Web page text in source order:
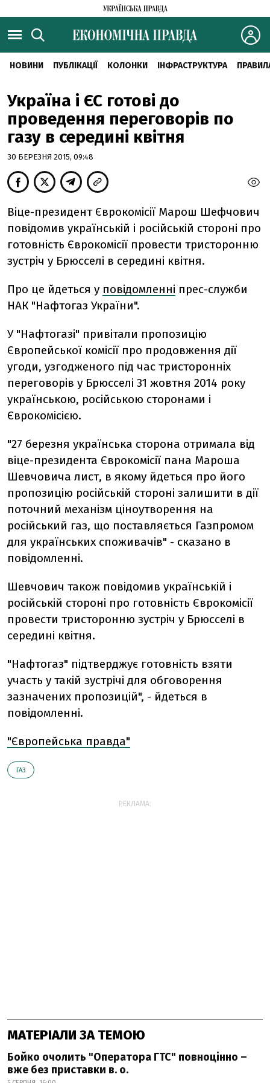
НОВИНИ ПУБЛІКАЦІЇ КОЛОНКИ ІНФРАСТРУКТУРА
Україна і ЄС готові до
проведення переговорів по
газу в середині квітня
30 БЕРЕЗНЯ 2015, 09:48
Віце-президент Єврокомісії Марош Шефчович
повідомив українській і російській стороні про
готовність Єврокомісії провести тристоронню
зустріч у Брюсселі в середині квітня.
Про це йдеться у повідомленні прес-служби
НАК "Нафтогаз України".
У "Нафтогазі" привітали пропозицію
Європейської комісії про продовження дії
угоди, узгодженого під час тристоронніх
переговорів у Брюсселі 31 жовтня 2014 року
українською, російською сторонами і
Єврокомісією.
"27 березня українська сторона отримала від
віце-президента Єврокомісії пана Мароша
Шевчовича лист, в якому йдеться про його
пропозицію російській стороні залишити в дії
поточний механізм ціноутворення на
російський газ, що поставляється Газпромом
для українських споживачів" - сказано в
повідомленні.
Шевчович також повідомив українській і
російській стороні про готовність Єврокомісії
провести тристоронню зустріч у Брюсселі в
середині квітня.
"Нафтогаз" підтверджує готовність взяти
участь у такій зустрічі для обговорення
зазначених пропозицій", - йдеться в
повідомленні.
"Європейська правда"
ГАЗ
РЕКЛАМА:
МАТЕРІАЛИ ЗА ТЕМОЮ
Бойко очолить "Оператора ГТС" повноцінно –
вже без приставки в. о.